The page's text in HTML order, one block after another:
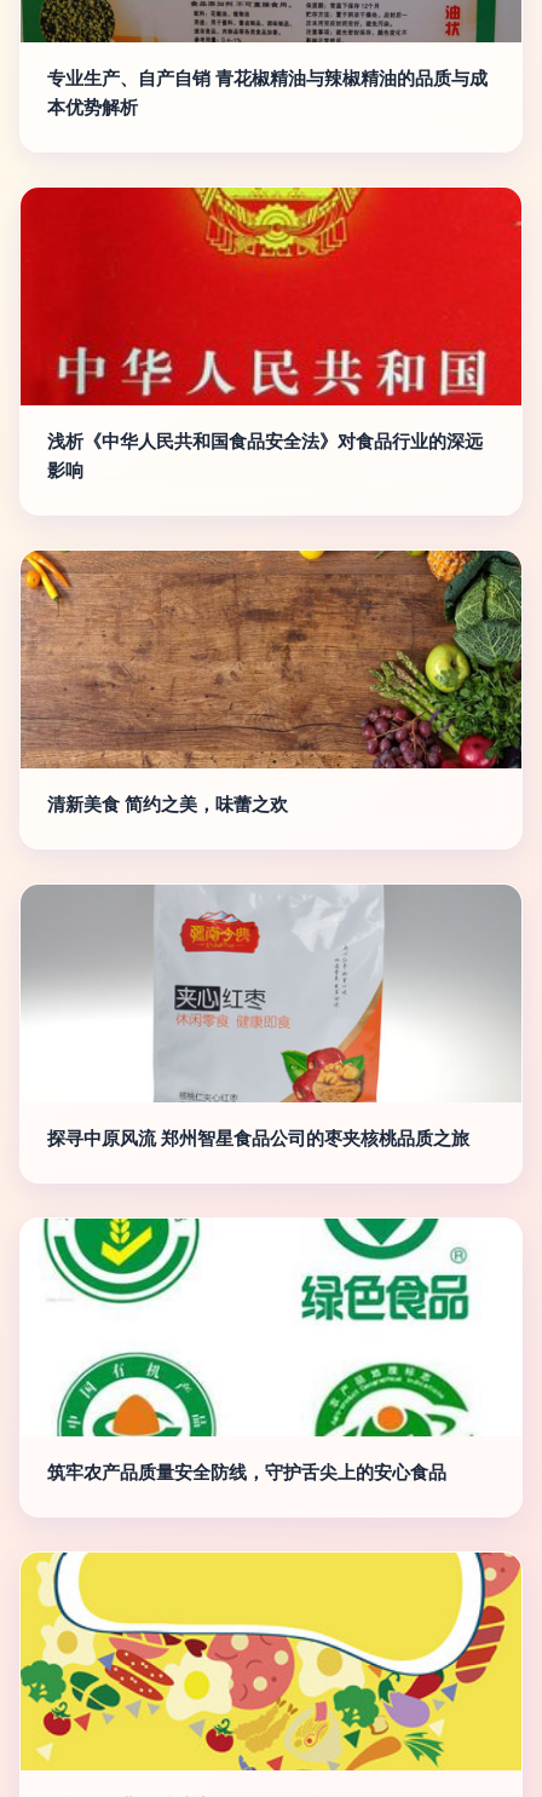
专业生产、自产自销 青花椒精油与辣椒精油的品质与成
本优势解析
浅析《中华人民共和国食品安全法》对食品行业的深远
影响
清新美食 简约之美，味蕾之欢
探寻中原风流 郑州智星食品公司的枣夹核桃品质之旅
筑牢农产品质量安全防线，守护舌尖上的安心食品